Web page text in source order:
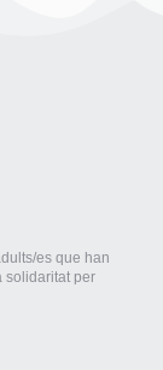
es que han
solidaritat per